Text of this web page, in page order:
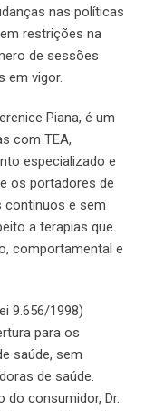
nas políticas
restrições na
de sessões
em vigor.
Piana, é um
com TEA,
especializado e
os portadores de
contínuos e sem
a terapias que
comportamental e
9.656/1998)
para os
saúde, sem
de saúde.
do consumidor, Dr.